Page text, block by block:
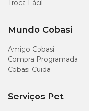
Níveis de Garantia da
Adulto
Umidade (máx)
Extrato Etéreo (mín)
Troca Fácil
Mundo Cobasi
Amigo Cobasi
Compra Programada
Cobasi Cuida
Serviços Pet